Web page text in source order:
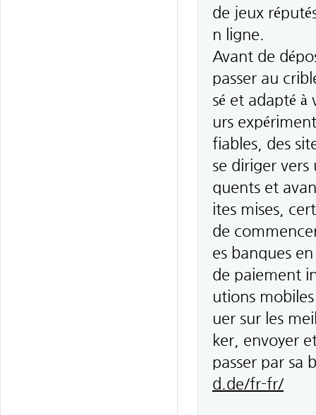
de jeux
n ligne.
Avant de
passer au
sé et adapté
urs
fiables, des
se diriger
quents et
ites mises,
de
es banques
de paiement
utions
uer sur les
ker, envoyer
passer par sa
d.de/fr-fr/